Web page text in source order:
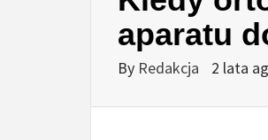
aparatu
By Redakcja 2 lata